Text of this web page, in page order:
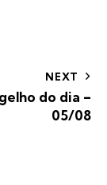
NEXT
do dia –
05/08